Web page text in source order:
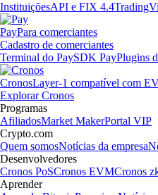
InstituiçõesAPI e FIX 4.4
PayPara comerciantes
Cadastro de comerciantes
Terminal do PaySDK PayPlugins
CronosLayer-1 compatível com
Explorar Cronos
Programas
AfiliadosMarket MakerPortal VIP
Crypto.com
Quem somosNotícias da empresa
Desenvolvedores
Cronos PoSCronos EVMCronos
Aprender